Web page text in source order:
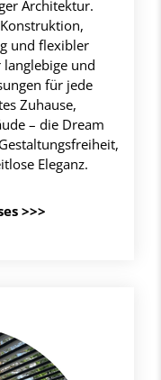
Architektur.
und flexibler
und
für jede
Zuhause,
– die Dream
Eleganz.
>>>